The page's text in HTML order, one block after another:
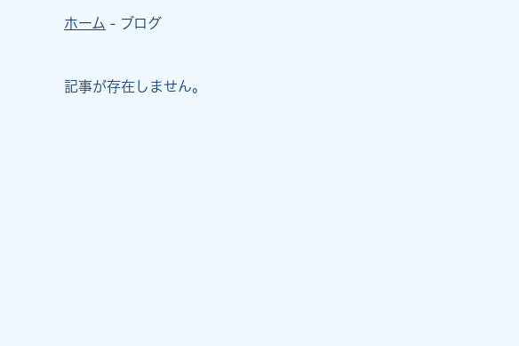
ホーム - ブログ
記事が存在しません。